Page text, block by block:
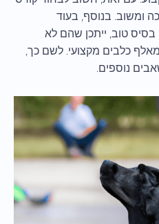
ומשוב. בנוסף, בעוד
בסיס טוב, ייתכן שהם לא
כלבים מקצועי. לשם כך,
נוספים.